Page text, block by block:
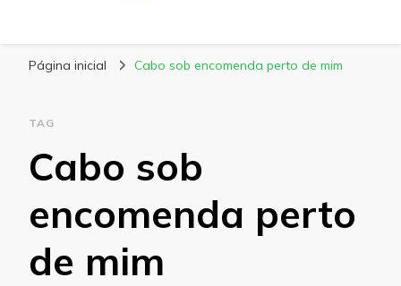
Página inicial Cabo sob encomenda perto de mim
TAG
Cabo sob
encomenda perto
de mim